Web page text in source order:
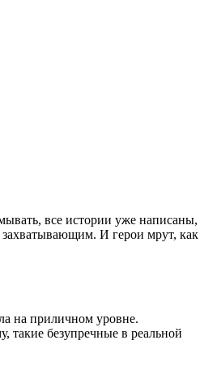
все истории уже написаны,
И герои мрут, как
на приличном уровне.
такие безупречные в реальной